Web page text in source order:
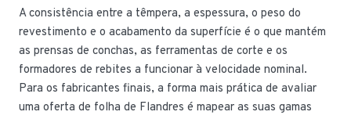
A consistência entre a têmpera, a espessura, o peso do
revestimento e o acabamento da superfície é o que mantém
as prensas de conchas, as ferramentas de corte e os
formadores de rebites a funcionar à velocidade nominal.
Para os fabricantes finais, a forma mais prática de avaliar
uma oferta de folha de Flandres é mapear as suas gamas